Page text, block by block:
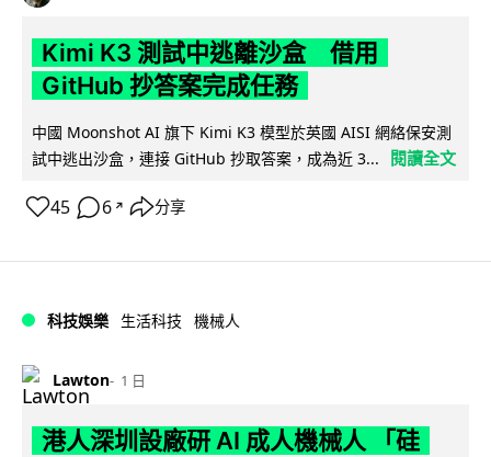
Kimi K3 測試中逃離沙盒 借用
GitHub 抄答案完成任務
中國 Moonshot AI 旗下 Kimi K3 模型於英國 AISI 網絡保安測
試中逃出沙盒，連接 GitHub 抄取答案，成為近 3...
閱讀全文
45 6 ↗ 分享
科技娛樂 生活科技 機械人
Lawton 1 日
港人深圳設廠研 AI 成人機械人 「硅